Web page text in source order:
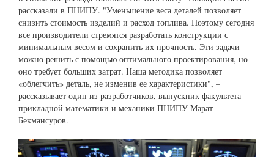
рассказали в ПНИПУ. "Уменьшение веса деталей позволяет
снизить стоимость изделий и расход топлива. Поэтому сегодня
все производители стремятся разработать конструкции с
минимальным весом и сохранить их прочность. Эти задачи
можно решить с помощью оптимального проектирования, но
оно требует больших затрат. Наша методика позволяет
«облегчить» деталь, не изменив ее характеристики", –
рассказывает один из разработчиков, выпускник факультета
прикладной математики и механики ПНИПУ Марат
Бекмансуров.